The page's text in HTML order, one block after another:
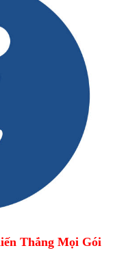
Thắng Mọi Gói